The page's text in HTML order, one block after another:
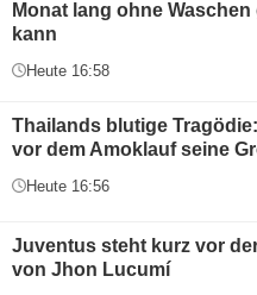
Monat lang ohne
kann
Heute 16:58
Thailands blutige
vor dem Amoklauf seine
Heute 16:56
Juventus steht kurz vor
von Jhon Lucumí